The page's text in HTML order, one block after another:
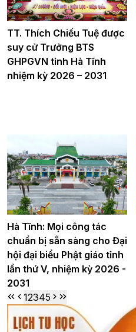
TT. Thích Chiếu Tuệ được
suy cử Trưởng BTS
GHPGVN tỉnh Hà Tĩnh
nhiệm kỳ 2026 – 2031
Hà Tĩnh: Mọi công tác
chuẩn bị sẵn sàng cho Đại
hội đại biểu Phật giáo tỉnh
lần thứ V, nhiệm kỳ 2026 -
2031
12345